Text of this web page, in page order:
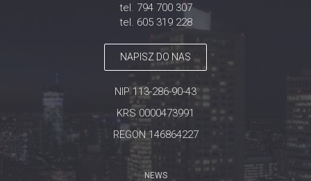
tel. 794 700 307
tel. 605 319 228
NAPISZ DO NAS
NIP 113-286-90-43
KRS 0000473991
REGON 146864227
NEWS